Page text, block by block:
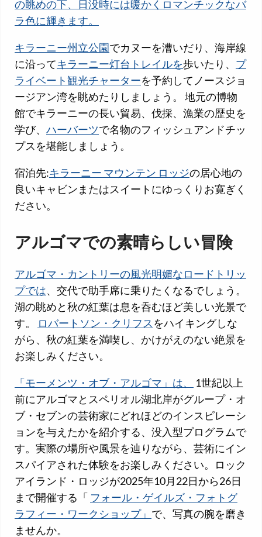
の眺めの下、日没時には暖かくロマンチックなバ
ラ色に輝きます。
キラーニー州立公園でカヌーを漕いだり、海岸線
に沿ってキラーニー灯台トレイルを歩いたり、 プ
ライベート観光チャーターを予約してノースジョ
ージアン湾を眺めたりしましょう。 地元の博物
館でキラーニーの長い貿易、伐採、漁業の歴史を
学び、 ハーバーツで名物のフィッシュアンドチッ
プスを堪能しましょう。
宿泊先:キラーニー マウンテン ロッジの居心地の
良いキャビンまたはスイートにゆっくりお寛ぎく
ださい。
アルゴマでの素晴らしい冒険
アルゴマ・カントリーの風光明媚なロードトリッ
プでは、交代で助手席に乗りたくなるでしょう。
湖の眺めと秋の紅葉は息を呑むほど美しい光景で
す。
ロバートソン・クリフス をハイキングしな
がら、秋の紅葉を満喫し、かけがえのない絶景を
お楽しみください。
「モーメンツ・オブ・アルゴマ」は、
1世紀以上
前にアルゴマとスペリオル湖北岸がグループ・オ
ブ・セブンの芸術家にどれほどのインスピレーシ
ョンを与えたかを紹介する、没入型プログラムで
す。実際の場所や風景を辿りながら、芸術にイン
スパイアされた体験をお楽しみください。ロック
アイランド・ロッジが2025年10月22日から26日
まで開催する「 フォール・ゲイルズ・フォトグ
ラフィー・ワークショップ」 で、写真の腕を磨き
ませんか。